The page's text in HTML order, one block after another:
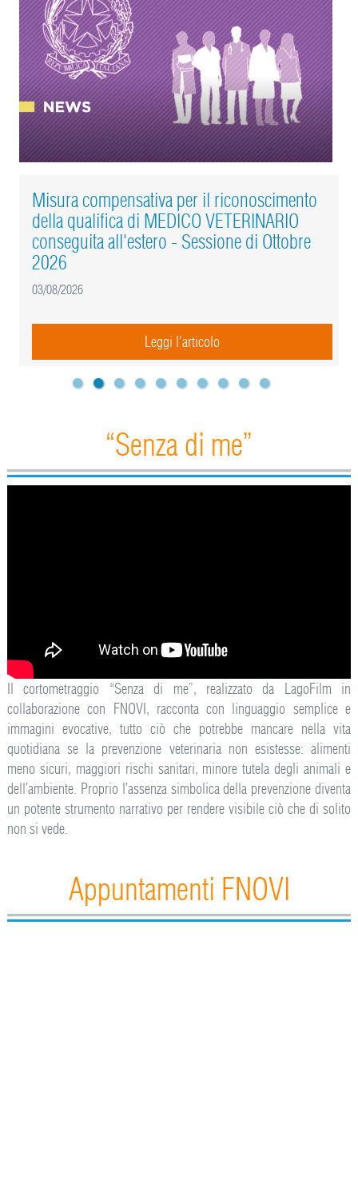
Misura compensativa per il riconoscimento
della qualifica di MEDICO VETERINARIO
conseguita all'estero - Sessione di Ottobre
2026
03/08/2026
Leggi l'articolo
“Senza di me”
Il cortometraggio “Senza di me”, realizzato da LagoFilm in
collaborazione con FNOVI, racconta con linguaggio semplice e
immagini evocative, tutto ciò che potrebbe mancare nella vita
quotidiana se la prevenzione veterinaria non esistesse: alimenti
meno sicuri, maggiori rischi sanitari, minore tutela degli animali e
dell’ambiente. Proprio l’assenza simbolica della prevenzione diventa
un potente strumento narrativo per rendere visibile ciò che di solito
non si vede.
Appuntamenti FNOVI